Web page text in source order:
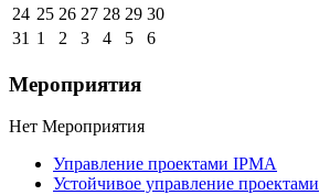
24 25 26 27 28 29 30
31 1 2 3 4 5 6
Мероприятия
Нет Мероприятия
Управление проектами IPMA
Устойчивое управление проектами